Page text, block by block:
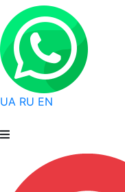
UA RU EN